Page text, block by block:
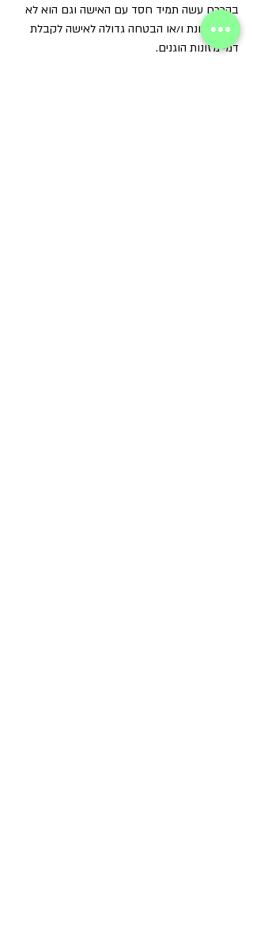
בהכרח עשה תמיד חסד עם האישה וגם הוא לא
היה מתכונת ו/או הבטחה גדולה לאישה לקבלת
דמי מזונות הוגנים.